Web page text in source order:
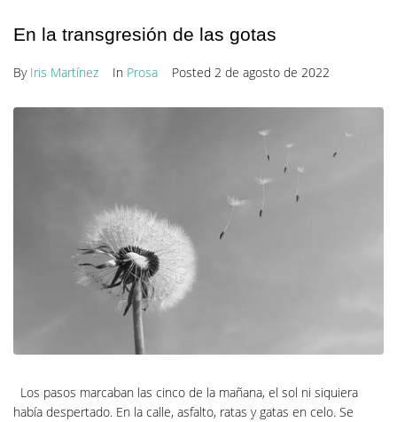
En la transgresión de las gotas
By Iris Martínez In Prosa Posted 2 de agosto de 2022
Los pasos marcaban las cinco de la mañana, el sol ni siquiera
había despertado. En la calle, asfalto, ratas y gatas en celo. Se